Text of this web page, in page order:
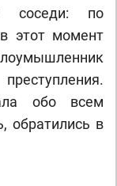
соседи: по
в этот момент
обо всем
обратились в